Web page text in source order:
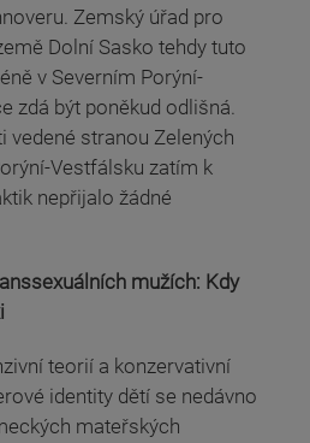
Zemský úřad pro
Dolní Sasko tehdy tuto
v Severním Porýní-
zdá být poněkud odlišná.
vedené stranou Zelených
Vestfálsku zatím k
nepřijalo žádné
mužích: Kdy
teorií a konzervativní
identity dětí se nedávno
mateřských